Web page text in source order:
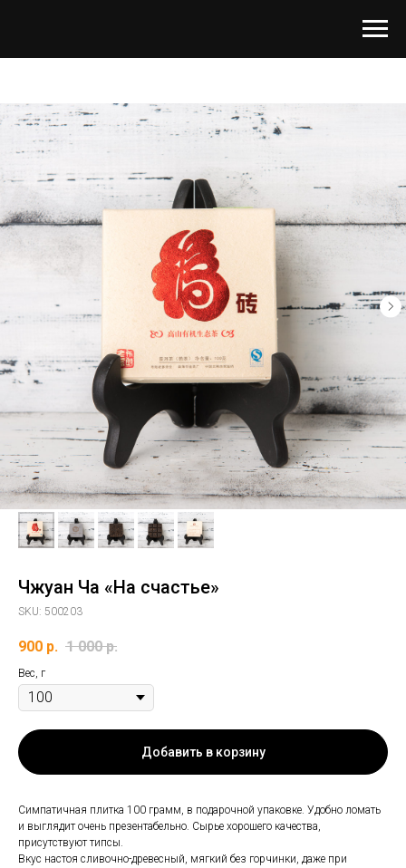
Чжуан Ча «На счастье»
SKU: 500203
900 р. 1 000 р.
Вес, г
Добавить в корзину
Симпатичная плитка 100 грамм, в подарочной упаковке. Удобно ломать
и выглядит очень презентабельно. Сырье хорошего качества,
присутствуют типсы.
Вкус настоя сливочно-древесный, мягкий без горчинки, даже при